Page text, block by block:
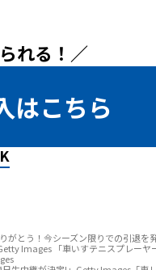
れる！／
はこちら
とう！今シーズン限りでの引退
Images 「車いすテニスプレー